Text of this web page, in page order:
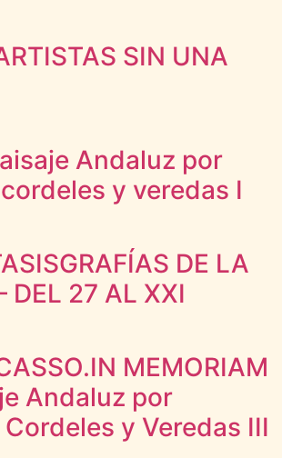
SIN UNA
Andaluz por
y veredas I
DE LA
DEL 27 AL XXI
MEMORIAM
Andaluz por
y Veredas III